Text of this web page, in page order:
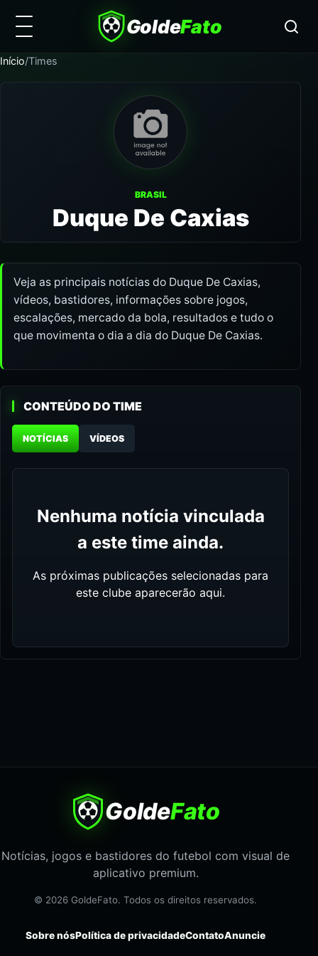
GoldeFato
Início/Times
BRASIL
Duque De Caxias
Veja as principais notícias do Duque De Caxias,
vídeos, bastidores, informações sobre jogos,
escalações, mercado da bola, resultados e tudo o
que movimenta o dia a dia do Duque De Caxias.
CONTEÚDO DO TIME
NOTÍCIAS VÍDEOS
Nenhuma notícia vinculada
a este time ainda.
As próximas publicações selecionadas para
este clube aparecerão aqui.
GoldeFato
Notícias, jogos e bastidores do futebol com visual de
aplicativo premium.
© 2026 GoldeFato. Todos os direitos reservados.
Sobre nósPolítica de privacidadeContatoAnuncie